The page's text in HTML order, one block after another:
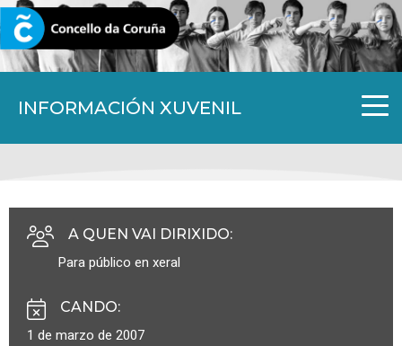
INFORMACIÓN XUVENIL
CORUNA.GAL
A QUEN VAI DIRIXIDO:
Para público en xeral
CANDO:
1 de marzo de 2007